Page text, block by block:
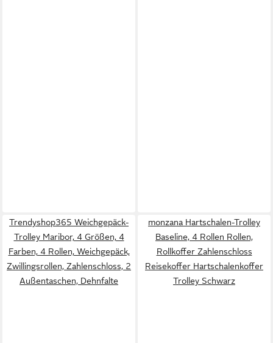
Trendyshop365 Weichgepäck-
Trolley Maribor, 4 Größen, 4
Farben, 4 Rollen, Weichgepäck,
Zwillingsrollen, Zahlenschloss, 2
Außentaschen, Dehnfalte
monzana Hartschalen-Trolley
Baseline, 4 Rollen Rollen,
Rollkoffer Zahlenschloss
Reisekoffer Hartschalenkoffer
Trolley Schwarz